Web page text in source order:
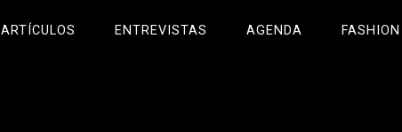
ARTÍCULOS ENTREVISTAS AGENDA FASHION